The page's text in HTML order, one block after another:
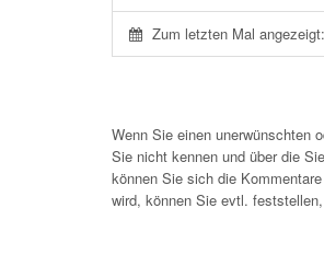
Zum letzten Mal angezeigt:
Wenn Sie einen unerwünschten
Sie nicht kennen und über die
können Sie sich die
wird, können Sie evtl. feststellen,